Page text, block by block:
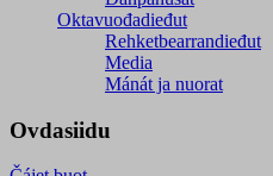
Oktavuođadieđut
Rehketbearrandieđut
Media
Mánát ja nuorat
Ovdasiidu